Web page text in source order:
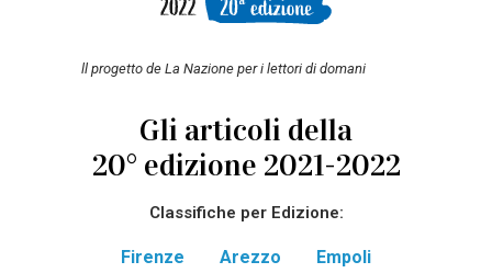
ll progetto de La Nazione per i lettori di domani
Gli articoli della
20° edizione 2021-2022
Classifiche per Edizione:
Firenze Arezzo
Empoli